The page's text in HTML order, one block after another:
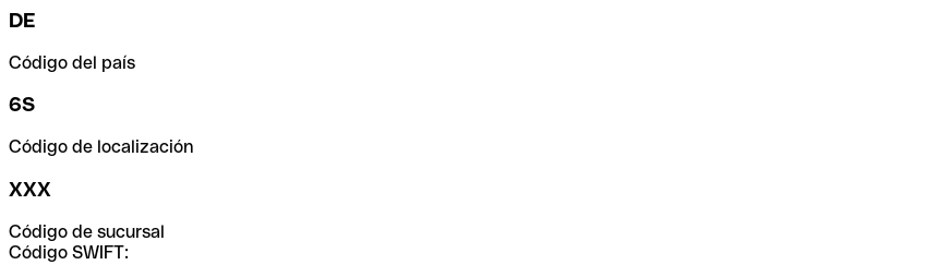
DE
Código del país
6S
Código de localización
XXX
Código de sucursal
Código SWIFT: